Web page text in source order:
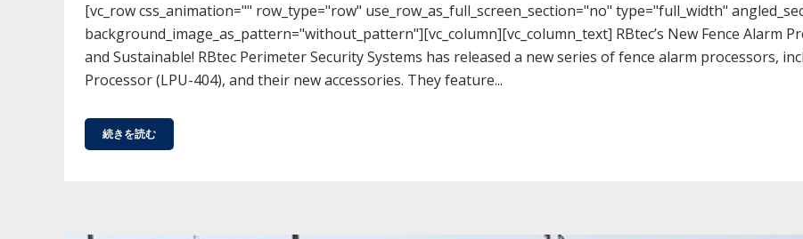
[vc_row css_animation="" row_type="row" use_row_as_full_screen_section="no" type="full_width"
background_image_as_pattern="without_pattern"][vc_column][vc_column_text] RBtec’s New Fence Alarm
and Sustainable! RBtec Perimeter Security Systems has released a new series of fence alarm processors,
Processor (LPU-404), and their new accessories. They feature...
続きを読む